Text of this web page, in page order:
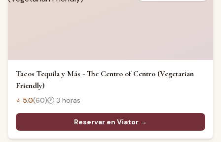
Tacos Tequila y Más - The Centro of Centro (Vegetarian
Friendly)
⭐ 5.0(60)🕐 3 horas
Reservar en Viator →